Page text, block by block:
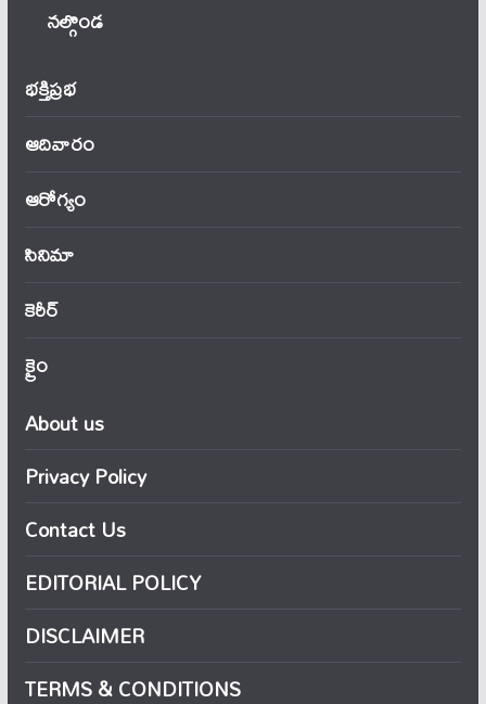
నల్గొండ
భక్తిప్రభ
ఆదివారం
ఆరోగ్యం
సినిమా
కెరీర్
క్రైం
About us
Privacy Policy
Contact Us
EDITORIAL POLICY
DISCLAIMER
TERMS & CONDITIONS